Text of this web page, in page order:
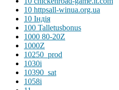
10 httpsall-winua.org.ua
10 Індія
100 Talletusbonus
1000 80-20Z
1000Z
10250_prod
1030i
10390_sat
1058i